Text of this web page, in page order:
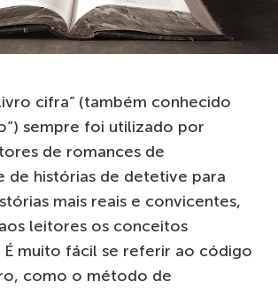
cifra” (também conhecido
sempre foi utilizado por
de romances de
de histórias de detetive para
mais reais e convicentes,
leitores os conceitos
É muito fácil se referir ao código
como o método de